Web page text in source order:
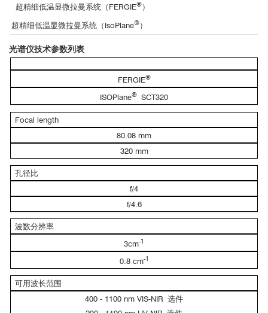
超精细低温显微拉曼系统（FERGIE®）
超精细低温显微拉曼系统（IsoPlane®）
光谱仪技术参数列表
FERGIE®
ISOPlane® SCT320
Focal length
80.08 mm
320 mm
孔径比
f/4
f/4.6
波数分辨率
3cm-1
0.8 cm-1
可用波长范围
400 - 1100 nm VIS-NIR 选件
电学测量
偏振测量
μm μm μm
2
200μm*200μm，每一个像素点1